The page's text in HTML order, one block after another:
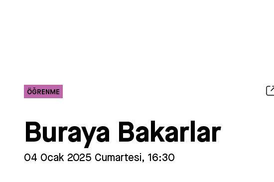
ÖĞRENME
Buraya Bakarlar
04 Ocak 2025 Cumartesi, 16:30